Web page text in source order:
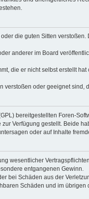
die guten Sitten
anderer im Board
die er nicht selbst erstellt
oder geeignet
bereitgestellten Foren-
Verfügung gestellt. Beide
oder auf Inhalte
wesentlicher
entgangenen Gewinn.
bei Schäden aus der
Schäden und im